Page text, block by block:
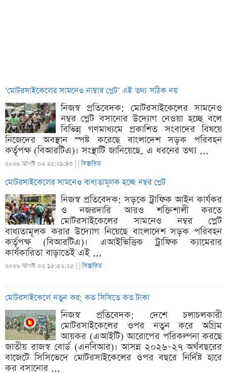
‘মোটরসাইকেলের সামনেও নাম্বার প্লেট’ এই তথ্য সঠিক নয়
নিজস্ব প্রতিবেদক: মোটরসাইকেলের সামনেও
নম্বর প্লেট বসানোর উদ্যোগ নেওয়া হচ্ছে বলে
বিভিন্ন গণমাধ্যমে প্রকাশিত সংবাদের বিষয়ে
নিজেদের অবস্থান স্পষ্ট করেছে বাংলাদেশ সড়ক পরিবহন
কর্তৃপক্ষ (বিআরটিএ)। সংস্থাটি জানিয়েছে, এ ধরনের তথ্য ...
২০২৬ আগস্ট ০২ ২২:২৯:৪৩ | |বিস্তারিত
মোটরসাইকেলের সামনেও বাধ্যতামূলক হচ্ছে নম্বর প্লেট
নিজস্ব প্রতিবেদক: সড়কে ট্রাফিক আইন কার্যকর
ও নজরদারি আরও শক্তিশালী করতে
মোটরসাইকেলের সামনেও নম্বর প্লেট
বাধ্যতামূলক করার উদ্যোগ নিয়েছে বাংলাদেশ সড়ক পরিবহন
কর্তৃপক্ষ (বিআরটিএ)। এআইভিত্তিক ট্রাফিক ক্যামেরার
কার্যকারিতা বাড়াতেই এই ...
২০২৬ আগস্ট ০২ ১৫:৫২:২৫ | |বিস্তারিত
মোটরসাইকেলে নতুন কর; কত সিসিতে কত টাকা
নিজস্ব প্রতিবেদক: দেশে চলাচলকারী
মোটরসাইকেলের ওপর নতুন করে অগ্রিম
আয়কর (এআইটি) আরোপের পরিকল্পনা করছে
জাতীয় রাজস্ব বোর্ড (এনবিআর)। আসন্ন ২০২৬–২৭ অর্থবছরের
বাজেটে সিসিভেদে মোটরসাইকেলের ওপর বছরে নির্দিষ্ট হারে
কর বসানোর ...